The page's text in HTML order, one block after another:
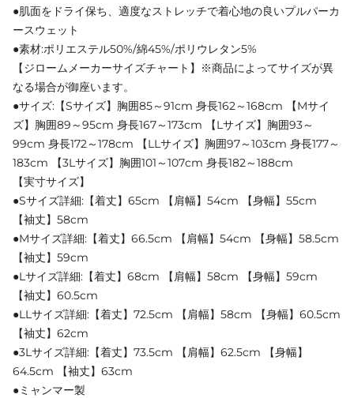
●肌面をドライ保ち、適度なストレッチで着心地の良いプルパーカ
ースウェット
●素材:ポリエステル50%/綿45%/ポリウレタン5%
【ジロームメーカーサイズチャート】※商品によってサイズが異
なる場合が御座います。
●サイズ:【Sサイズ】胸囲85～91cm 身長162～168cm 【Mサイ
ズ】胸囲89～95cm 身長167～173cm 【Lサイズ】胸囲93～
99cm 身長172～178cm 【LLサイズ】胸囲97～103cm 身長177～
183cm 【3Lサイズ】胸囲101～107cm 身長182～188cm
【実寸サイズ】
●Sサイズ詳細:【着丈】65cm 【肩幅】54cm 【身幅】55cm
【袖丈】58cm
●Mサイズ詳細:【着丈】66.5cm 【肩幅】54cm 【身幅】58.5cm
【袖丈】59cm
●Lサイズ詳細:【着丈】68cm 【肩幅】58cm 【身幅】59cm
【袖丈】60.5cm
●LLサイズ詳細:【着丈】72.5cm 【肩幅】58cm 【身幅】60.5cm
【袖丈】62cm
●3Lサイズ詳細:【着丈】73.5cm 【肩幅】62.5cm 【身幅】
64.5cm 【袖丈】63cm
●ミャンマー製